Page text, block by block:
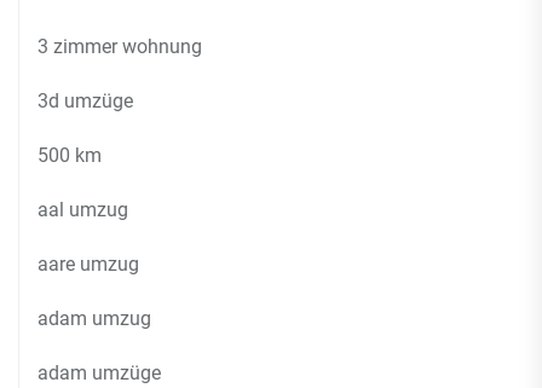
3 zimmer wohnung
3d umzüge
500 km
aal umzug
aare umzug
adam umzug
adam umzüge